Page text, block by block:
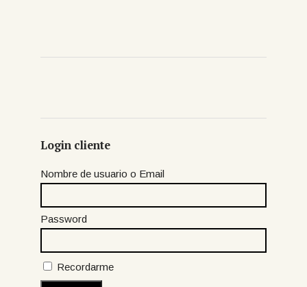
Login cliente
Nombre de usuario o Email
Password
Recordarme